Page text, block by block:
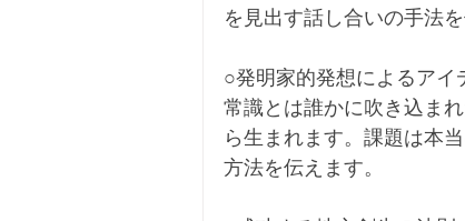
を見出す話し合いの手法を
○発明家的発想によるアイ
常識とは誰かに吹き込ま
ら生まれます。課題は本
方法を伝えます。